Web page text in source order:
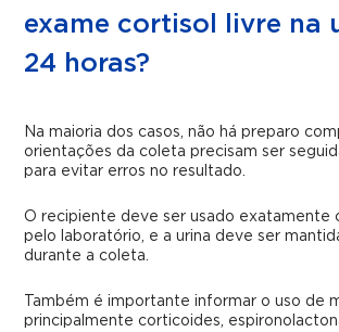
exame cortisol livre na
24 horas?
Na maioria dos casos, não há preparo
orientações da coleta precisam ser
para evitar erros no resultado.
O recipiente deve ser usado exatamente
pelo laboratório, e a urina deve ser
durante a coleta.
Também é importante informar o uso de
principalmente corticoides,